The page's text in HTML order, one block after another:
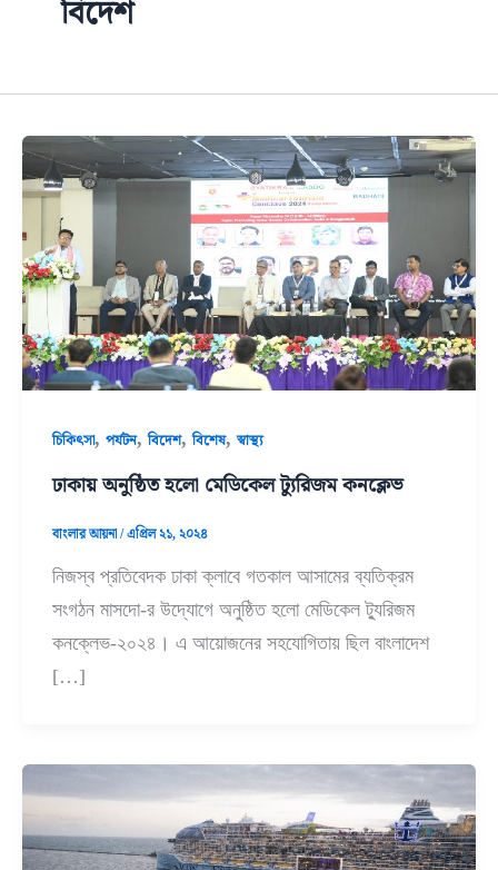
বিদেশ
চিকিৎসা,পর্যটন,বিদেশ,বিশেষ,স্বাস্থ্য
ঢাকায় অনুষ্ঠিত হলো মেডিকেল ট্যুরিজম কনক্লেভ
বাংলার আয়না/এপ্রিল ২১, ২০২৪
নিজস্ব প্রতিবেদক ঢাকা ক্লাবে গতকাল আসামের ব্যতিক্রম
সংগঠন মাসদো-র উদ্যোগে অনুষ্ঠিত হলো মেডিকেল ট্যুরিজম
কনক্লেভ-২০২৪। এ আয়োজনের সহযোগিতায় ছিল বাংলাদেশ
[…]